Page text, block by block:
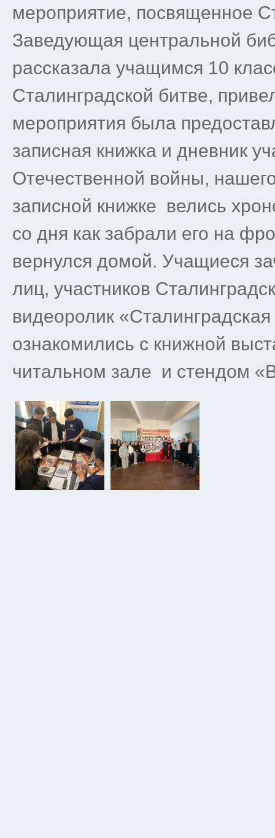
мероприятие, посвященное
Заведующая центральной
рассказала учащимся 10
Сталинградской битве,
мероприятия была
записная книжка и дневник
Отечественной войны,
записной книжке велись
со дня как забрали его на
вернулся домой. Учащиеся
лиц, участников
видеоролик
ознакомились с книжной
читальном зале и